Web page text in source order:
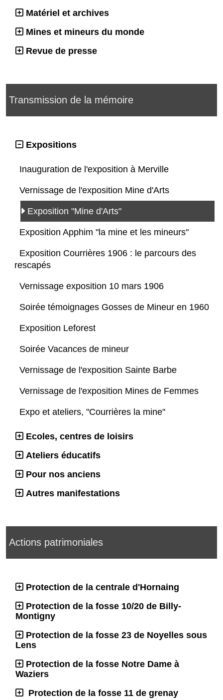
Matériel et archives
Mines et mineurs du monde
Revue de presse
Transmission de la mémoire
Expositions
Inauguration de l'exposition à Merville
Vernissage de l'exposition Mine d'Arts
Exposition "Mine d'Arts"
Exposition Apphim "la mine et les mineurs"
Exposition Courrières 1906 : le parcours des
rescapés
Vernissage exposition 10 mars 1906
Soirée témoignages Gosses de Mineur en 1960
Exposition Leforest
Soirée Vacances de mineur
Vernissage de l'exposition Sainte Barbe
Vernissage de l'exposition Mines de Femmes
Expo et ateliers, "Courrières la mine"
Ecoles, centres de loisirs
Ateliers éducatifs
Pour nos anciens
Autres manifestations
Actions patrimoniales
Protection de la centrale d'Hornaing
Protection de la fosse 10/20 de Billy-
Montigny
Protection de la fosse 23 de Noyelles sous
Lens
Protection de la fosse Notre Dame à
Waziers
Protection de la fosse 11 de grenay